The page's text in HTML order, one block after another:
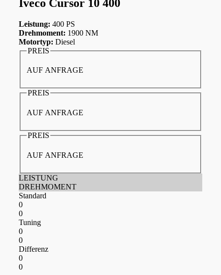
Iveco Cursor 10 400
Leistung: 400 PS
Drehmoment: 1900 NM
Motortyp: Diesel
PREIS
AUF ANFRAGE
PREIS
AUF ANFRAGE
PREIS
AUF ANFRAGE
LEISTUNG
DREHMOMENT
Standard
0
0
Tuning
0
0
Differenz
0
0